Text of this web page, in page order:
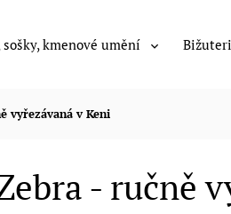
kmenové umění
vyřezávaná v Keni
- ručně